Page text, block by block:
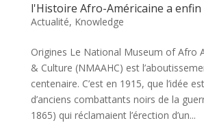
l'Histoire Afro-Américaine a enfin
Actualité, Knowledge
Origines Le National Museum of Afro
& Culture (NMAAHC) est
centenaire. C’est en 1915, que l’idée
d’anciens combattants noirs de la
1865) qui réclamaient l’érection d’un...